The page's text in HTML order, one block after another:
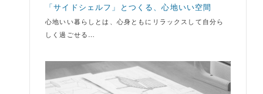
「サイドシェルフ」とつくる、心地いい空間
心地いい暮らしとは、心身ともにリラックスして自分ら
しく過ごせる…